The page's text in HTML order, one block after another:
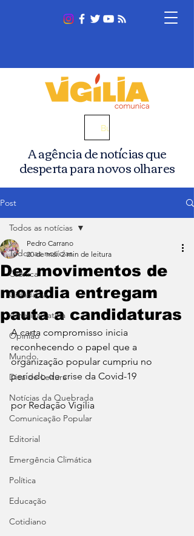
A agência de notícias que
desperta para novos olhares
Busca
Post
Todos as notícias
Crônica
Cidadania
América Latina
Opinião
Mundo
Dica de Leitura
Notícias da Quebrada
Comunicação Popular
Editorial
Emergência Climática
Política
Educação
Cotidiano
Todos as notícias
Dez movimentos de
moradia entregam
pauta a candidaturas
Pedro Carrano
20 de mai. 2 min de leitura
A carta compromisso inicia
reconhecendo o papel que a
organização popular cumpriu no
período de crise da Covid-19
por Redação Vigília